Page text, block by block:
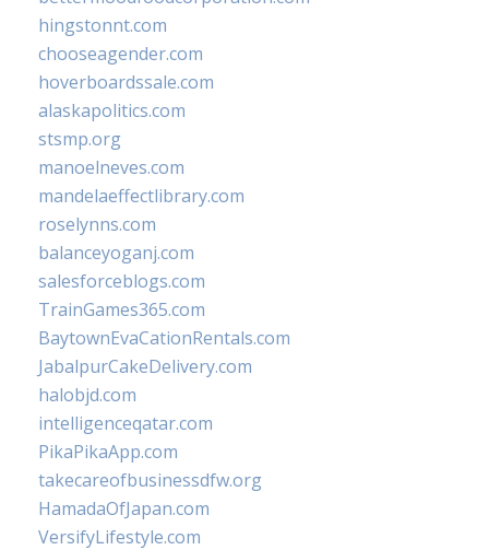
hingstonnt.com
chooseagender.com
hoverboardssale.com
alaskapolitics.com
stsmp.org
manoelneves.com
mandelaeffectlibrary.com
roselynns.com
balanceyoganj.com
salesforceblogs.com
TrainGames365.com
BaytownEvaCationRentals.com
JabalpurCakeDelivery.com
halobjd.com
intelligenceqatar.com
PikaPikaApp.com
takecareofbusinessdfw.org
HamadaOfJapan.com
VersifyLifestyle.com